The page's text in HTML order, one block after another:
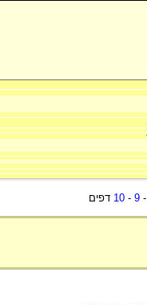
-
9
-
10 דפים